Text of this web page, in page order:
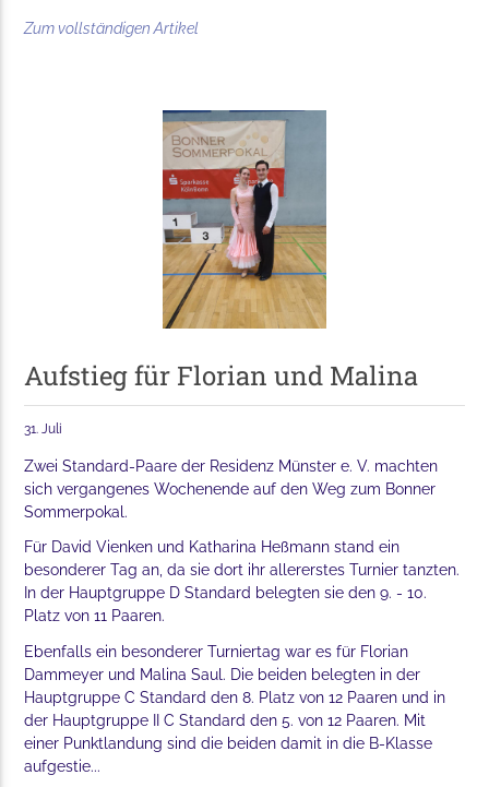
Zum vollständigen Artikel
Aufstieg für Florian und Malina
31. Juli
Zwei Standard-Paare der Residenz Münster e. V. machten
sich vergangenes Wochenende auf den Weg zum Bonner
Sommerpokal.
Für David Vienken und Katharina Heßmann stand ein
besonderer Tag an, da sie dort ihr allererstes Turnier tanzten.
In der Hauptgruppe D Standard belegten sie den 9. - 10.
Platz von 11 Paaren.
Ebenfalls ein besonderer Turniertag war es für Florian
Dammeyer und Malina Saul. Die beiden belegten in der
Hauptgruppe C Standard den 8. Platz von 12 Paaren und in
der Hauptgruppe II C Standard den 5. von 12 Paaren. Mit
einer Punktlandung sind die beiden damit in die B-Klasse
aufgestie...